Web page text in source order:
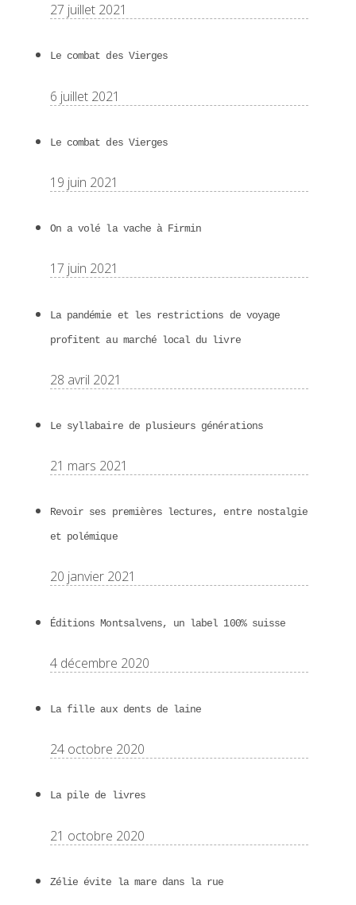
27 juillet 2021
Le combat des Vierges
6 juillet 2021
Le combat des Vierges
19 juin 2021
On a volé la vache à Firmin
17 juin 2021
La pandémie et les restrictions de voyage
profitent au marché local du livre
28 avril 2021
Le syllabaire de plusieurs générations
21 mars 2021
Revoir ses premières lectures, entre nostalgie
et polémique
20 janvier 2021
Éditions Montsalvens, un label 100% suisse
4 décembre 2020
La fille aux dents de laine
24 octobre 2020
La pile de livres
21 octobre 2020
Zélie évite la mare dans la rue